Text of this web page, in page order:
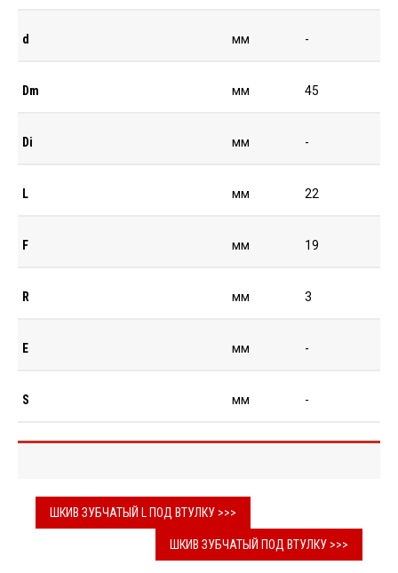
d мм -
Dm мм 45
Di мм -
L мм 22
F мм 19
R мм 3
E мм -
S мм -
ШКИВ ЗУБЧАТЫЙ L ПОД ВТУЛКУ >>>
ШКИВ ЗУБЧАТЫЙ ПОД ВТУЛКУ >>>